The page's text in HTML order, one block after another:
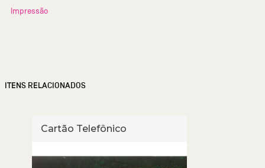
Impressão
ITENS RELACIONADOS
Cartão Telefônico